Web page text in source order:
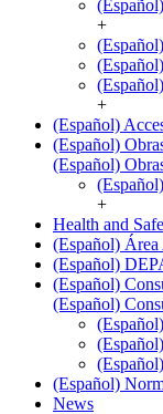
+
+
(Español)
(Español)
(Español)
+
Health and
(Español)
(Español)
(Español)
(Español)
(Español)
News